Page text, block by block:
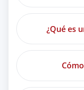
¿Qué es